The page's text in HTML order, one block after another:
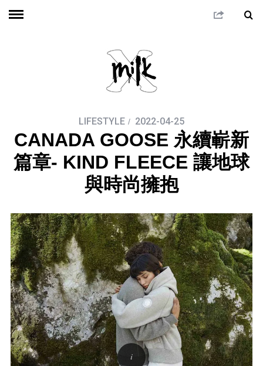
LIFESTYLE 2022-04-25
CANADA GOOSE 永續嶄新
篇章- KIND FLEECE 讓地球
與時尚擁抱